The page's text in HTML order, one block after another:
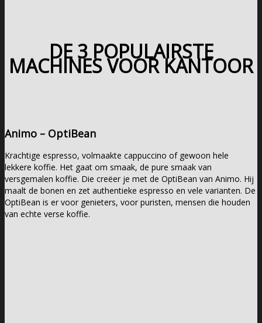
DE 3 POPULAIRSTE
MACHINES VOOR KANTOOR
Animo – OptiBean
Krachtige espresso, volmaakte cappuccino of gewoon hele
lekkere koffie. Het gaat om smaak, de pure smaak van
versgemalen koffie. Die creëer je met de OptiBean van Animo. Hij
maalt de bonen en zet authentieke espresso en vele varianten. De
OptiBean is er voor genieters, voor puristen, mensen die houden
van echte verse koffie.